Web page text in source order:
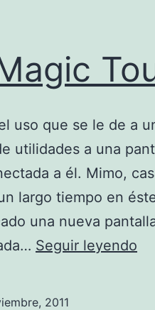
uso que se le de a
utilidades a una
a él. Mimo,
largo tiempo en
una nueva
Seguir leyendo
2011